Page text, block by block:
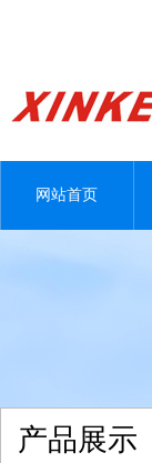
网站首页
产品展示